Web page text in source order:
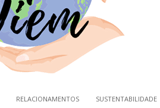
RELACIONAMENTOS SUSTENTABILIDADE